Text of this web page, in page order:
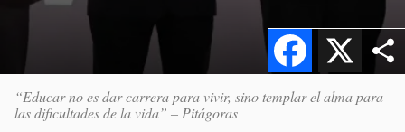
X
Facebook
“Educar no es dar carrera para vivir, sino templar el alma para
las dificultades de la vida” – Pitágoras